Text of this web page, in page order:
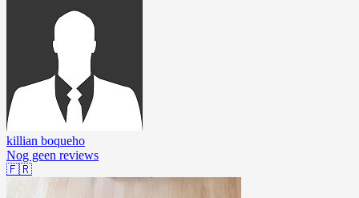
killian boqueho
Nog geen reviews
🇫🇷